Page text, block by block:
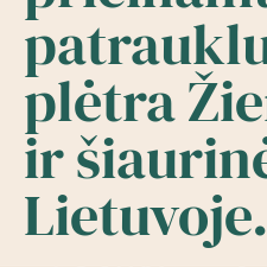
plėtra
ir